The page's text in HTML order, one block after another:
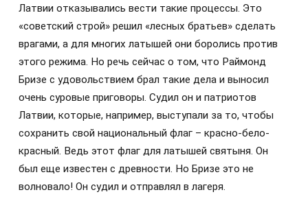
Латвии отказывались вести такие процессы. Это
«советский строй» решил «лесных братьев» сделать
врагами, а для многих латышей они боролись против
этого режима. Но речь сейчас о том, что Раймонд
Бризе с удовольствием брал такие дела и выносил
очень суровые приговоры. Судил он и патриотов
Латвии, которые, например, выступали за то, чтобы
сохранить свой национальный флаг – красно-бело-
красный. Ведь этот флаг для латышей святыня. Он
был еще известен с древности. Но Бризе это не
волновало! Он судил и отправлял в лагеря.